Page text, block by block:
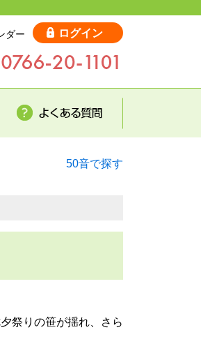
ダー ログイン
50音で探す
祭りの笹が揺れ、さら